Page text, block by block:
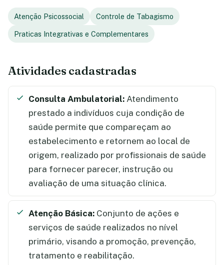
Atenção Psicossocial Controle de Tabagismo
Praticas Integrativas e Complementares
Atividades cadastradas
Consulta Ambulatorial: Atendimento
prestado a indivíduos cuja condição de
saúde permite que compareçam ao
estabelecimento e retornem ao local de
origem, realizado por profissionais de saúde
para fornecer parecer, instrução ou
avaliação de uma situação clínica.
Atenção Básica: Conjunto de ações e
serviços de saúde realizados no nível
primário, visando a promoção, prevenção,
tratamento e reabilitação.